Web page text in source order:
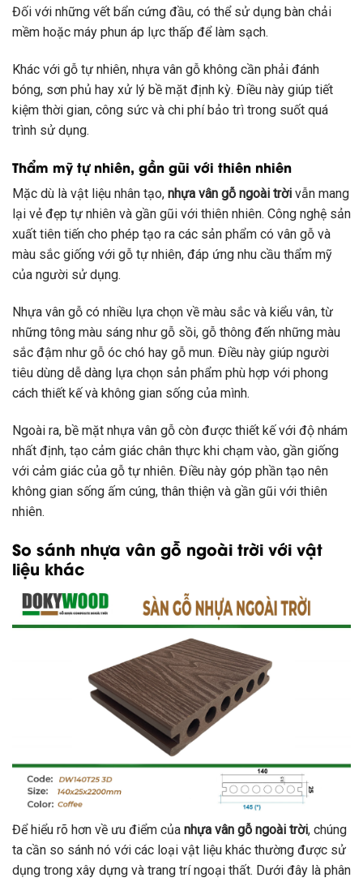
Đối với những vết bẩn cứng đầu, có thể sử dụng bàn chải
mềm hoặc máy phun áp lực thấp để làm sạch.
Khác với gỗ tự nhiên, nhựa vân gỗ không cần phải đánh
bóng, sơn phủ hay xử lý bề mặt định kỳ. Điều này giúp tiết
kiệm thời gian, công sức và chi phí bảo trì trong suốt quá
trình sử dụng.
Thẩm mỹ tự nhiên, gần gũi với thiên nhiên
Mặc dù là vật liệu nhân tạo, nhựa vân gỗ ngoài trời vẫn mang
lại vẻ đẹp tự nhiên và gần gũi với thiên nhiên. Công nghệ sản
xuất tiên tiến cho phép tạo ra các sản phẩm có vân gỗ và
màu sắc giống với gỗ tự nhiên, đáp ứng nhu cầu thẩm mỹ
của người sử dụng.
Nhựa vân gỗ có nhiều lựa chọn về màu sắc và kiểu vân, từ
những tông màu sáng như gỗ sồi, gỗ thông đến những màu
sắc đậm như gỗ óc chó hay gỗ mun. Điều này giúp người
tiêu dùng dễ dàng lựa chọn sản phẩm phù hợp với phong
cách thiết kế và không gian sống của mình.
Ngoài ra, bề mặt nhựa vân gỗ còn được thiết kế với độ nhám
nhất định, tạo cảm giác chân thực khi chạm vào, gần giống
với cảm giác của gỗ tự nhiên. Điều này góp phần tạo nên
không gian sống ấm cúng, thân thiện và gần gũi với thiên
nhiên.
So sánh nhựa vân gỗ ngoài trời với vật
liệu khác
Để hiểu rõ hơn về ưu điểm của nhựa vân gỗ ngoài trời, chúng
ta cần so sánh nó với các loại vật liệu khác thường được sử
dụng trong xây dựng và trang trí ngoại thất. Dưới đây là phân